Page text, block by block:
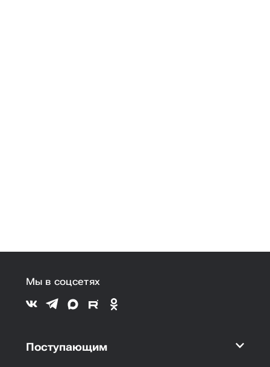
Мы в соцсетях
Поступающим